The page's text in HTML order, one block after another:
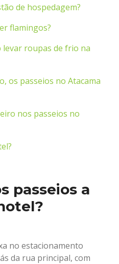
de hospedagem?
flamingos?
roupas de frio na
os passeios no Atacama
nos passeios no
passeios a
no estacionamento
da rua principal, com